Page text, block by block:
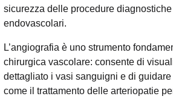
sicurezza delle procedure
endovascolari.
L’angiografia è uno strumento
chirurgica vascolare: consente di
dettagliato i vasi sanguigni e di
come il trattamento delle arteriopatie